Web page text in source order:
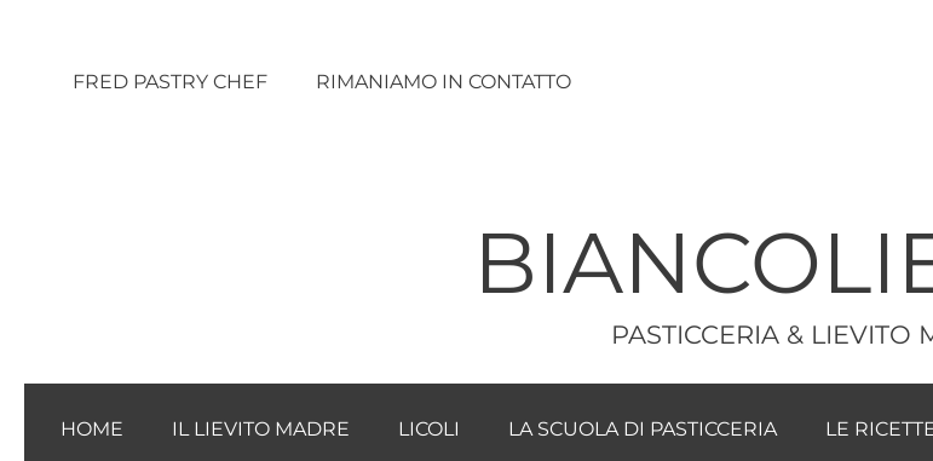
contenutoFRED PASTRY CHEF RIMANIAMO IN CONTATTO
PASTICCERIA & LIEVITO
HOME IL LIEVITO MADRE LICOLI LA SCUOLA DI PASTICCERIA LE